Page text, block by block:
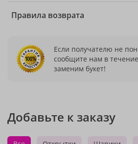
Правила возврата
Если получателю не
сообщите нам в
заменим букет!
Добавьте к заказу